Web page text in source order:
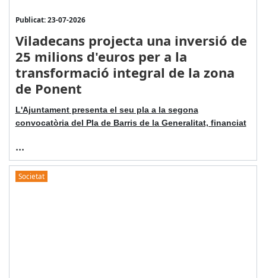
Publicat: 23-07-2026
Viladecans projecta una inversió de
25 milions d'euros per a la
transformació integral de la zona
de Ponent
L'Ajuntament presenta el seu pla a la segona
convocatòria del Pla de Barris de la Generalitat, financiat
...
Societat